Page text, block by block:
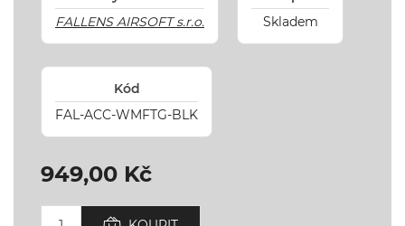
FALLENS AIRSOFT s.r.o.
Skladem
Kód
FAL-ACC-WMFTG-BLK
949,00 Kč